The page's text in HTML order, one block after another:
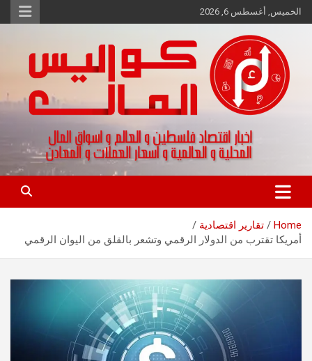
Skip
to
الخميس, أغسطس 6, 2026
كواليس المال
اخبار اقتصاد فلسطين و العالم و تقارير اسواق المال و العملات
Home
تقارير اقتصادية
أمريكا تقترب من الدولار الرقمي وتشعر بالقلق من اليوان الرقمي